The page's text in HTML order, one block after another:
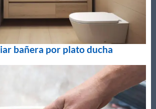
bañera por plato ducha